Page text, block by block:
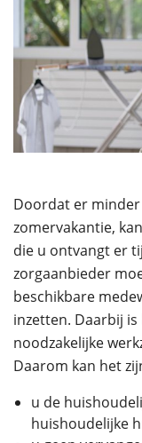
Doordat er
zomervakantie,
die u ontvangt er
zorgaanbieder
beschikbare
inzetten. Daarbij
noodzakelijke
Daarom kan het
u de
huishoudelijke